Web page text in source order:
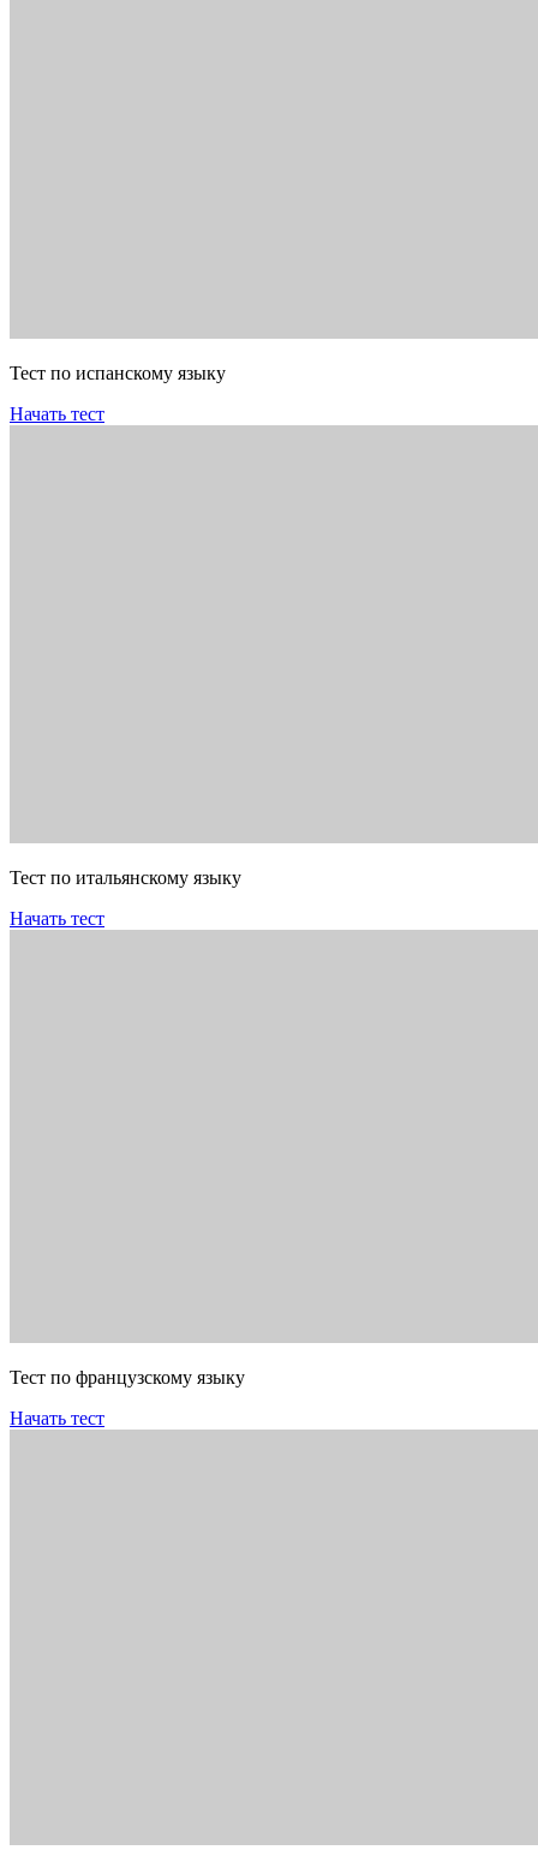
Тест по испанскому языку
Начать тест
Тест по итальянскому языку
Начать тест
Тест по французскому языку
Начать тест